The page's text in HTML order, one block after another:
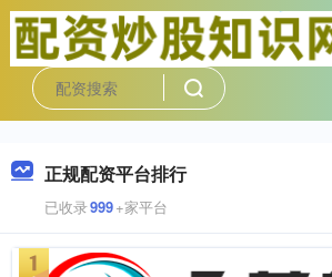
正规配资平台排行
已收录999+家平台